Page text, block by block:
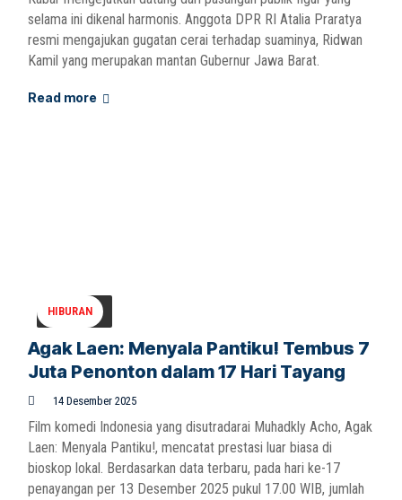
selama ini dikenal harmonis. Anggota DPR RI Atalia Praratya
resmi mengajukan gugatan cerai terhadap suaminya, Ridwan
Kamil yang merupakan mantan Gubernur Jawa Barat.
Read more
HIBURAN
Agak Laen: Menyala Pantiku! Tembus 7
Juta Penonton dalam 17 Hari Tayang
14 Desember 2025
Film komedi Indonesia yang disutradarai Muhadkly Acho, Agak
Laen: Menyala Pantiku!, mencatat prestasi luar biasa di
bioskop lokal. Berdasarkan data terbaru, pada hari ke-17
penayangan per 13 Desember 2025 pukul 17.00 WIB, jumlah